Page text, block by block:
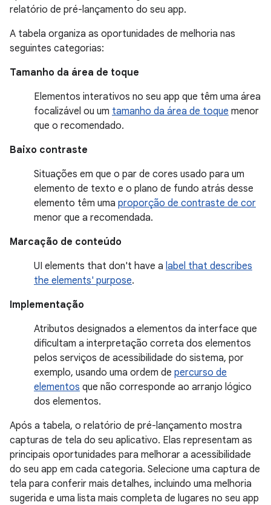
relatório de pré-lançamento do seu app.
A tabela organiza as oportunidades de melhoria nas
seguintes categorias:
Tamanho da área de toque
Elementos interativos no seu app que têm uma área
focalizável ou um tamanho da área de toque menor
que o recomendado.
Baixo contraste
Situações em que o par de cores usado para um
elemento de texto e o plano de fundo atrás desse
elemento têm uma proporção de contraste de cor
menor que a recomendada.
Marcação de conteúdo
UI elements that don't have a label that describes
the elements' purpose.
Implementação
Atributos designados a elementos da interface que
dificultam a interpretação correta dos elementos
pelos serviços de acessibilidade do sistema, por
exemplo, usando uma ordem de percurso de
elementos que não corresponde ao arranjo lógico
dos elementos.
Após a tabela, o relatório de pré-lançamento mostra
capturas de tela do seu aplicativo. Elas representam as
principais oportunidades para melhorar a acessibilidade
do seu app em cada categoria. Selecione uma captura de
tela para conferir mais detalhes, incluindo uma melhoria
sugerida e uma lista mais completa de lugares no seu app